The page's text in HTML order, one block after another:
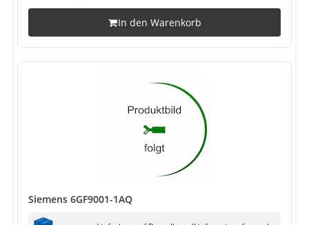
In den Warenkorb
Siemens 6GF9001-1AQ